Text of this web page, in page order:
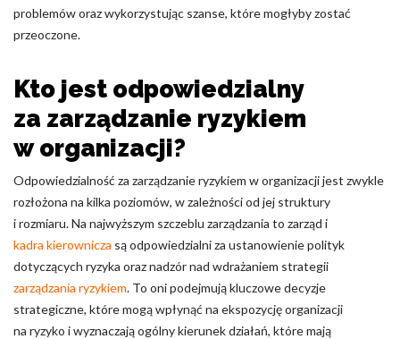
problemów oraz wykorzystując szanse, które mogłyby zostać
przeoczone.
Kto jest odpowiedzialny
za zarządzanie ryzykiem
w organizacji?
Odpowiedzialność za zarządzanie ryzykiem w organizacji jest zwykle
rozłożona na kilka poziomów, w zależności od jej struktury
i rozmiaru. Na najwyższym szczeblu zarządzania to zarząd i
kadra kierownicza są odpowiedzialni za ustanowienie polityk
dotyczących ryzyka oraz nadzór nad wdrażaniem strategii
zarządzania ryzykiem. To oni podejmują kluczowe decyzje
strategiczne, które mogą wpłynąć na ekspozycję organizacji
na ryzyko i wyznaczają ogólny kierunek działań, które mają